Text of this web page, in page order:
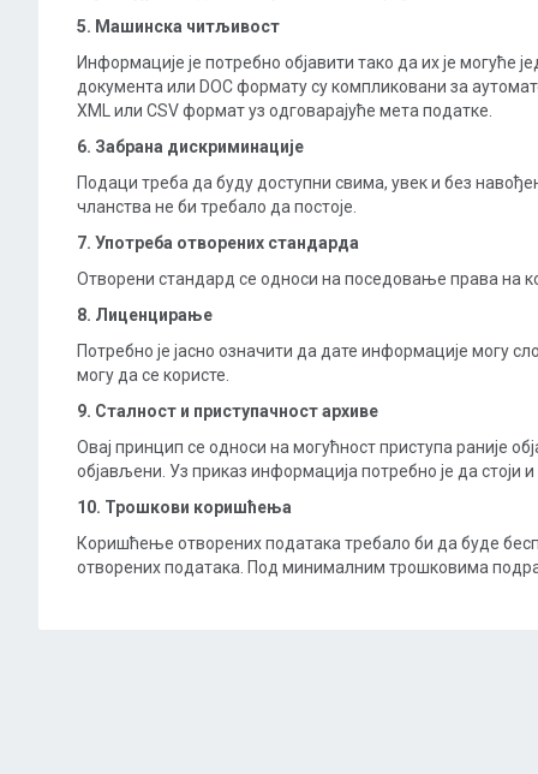
5. Машинска читљивост
Информације је потребно објавити тако да их је
документа или DOC формату су компликовани за
XML или CSV формат уз одговарајуће мета податке.
6. Забрана дискриминације
Подаци треба да буду доступни свима, увек и без
чланства не би требало да постоје.
7. Употреба отворених стандарда
Отворени стандард се односи на поседовање права на
8. Лиценцирање
Потребно је јасно означити да дате информације могу
могу да се користе.
9. Сталност и приступачност архиве
Овај принцип се односи на могућност приступа раније
објављени. Уз приказ информација потребно је да стоји
10. Трошкови коришћења
Коришћење отворених података требало би да буде
отворених података. Под минималним трошковима